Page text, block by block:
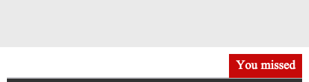
You missed